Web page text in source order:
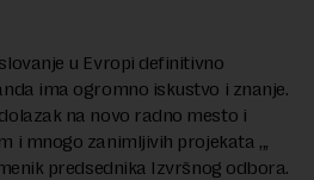
u Evropi definitivno
ima ogromno iskustvo i znanje.
na novo radno mesto i
i mnogo zanimljivih projekata „,
predsednika Izvršnog odbora.